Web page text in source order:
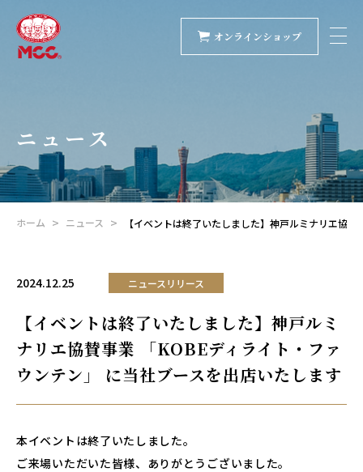
オンラインショップ
ニュース
ホーム ニュース 【イベントは終了いたしました】神戸ルミナリエ協
2024.12.25 ニュースリリース
【イベントは終了いたしました】神戸ルミ
ナリエ協賛事業 「KOBEディライト・ファ
ウンテン」 に当社ブースを出店いたします
本イベントは終了いたしました。
ご来場いただいた皆様、ありがとうございました。